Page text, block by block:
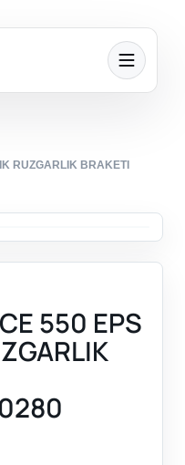
RUZGARLIK BRAKETI
550 EPS